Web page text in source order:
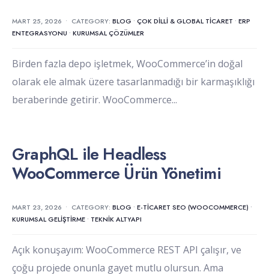
MART 25, 2026 • CATEGORY: BLOG • ÇOK DILLI & GLOBAL TICARET • ERP
ENTEGRASYONU • KURUMSAL ÇÖZÜMLER
Birden fazla depo işletmek, WooCommerce’in doğal
olarak ele almak üzere tasarlanmadığı bir karmaşıklığı
beraberinde getirir. WooCommerce...
GraphQL ile Headless
WooCommerce Ürün Yönetimi
MART 23, 2026 • CATEGORY: BLOG • E-TICARET SEO (WOOCOMMERCE) •
KURUMSAL GELIŞTIRME • TEKNIK ALTYAPI
Açık konuşayım: WooCommerce REST API çalışır, ve
çoğu projede onunla gayet mutlu olursun. Ama